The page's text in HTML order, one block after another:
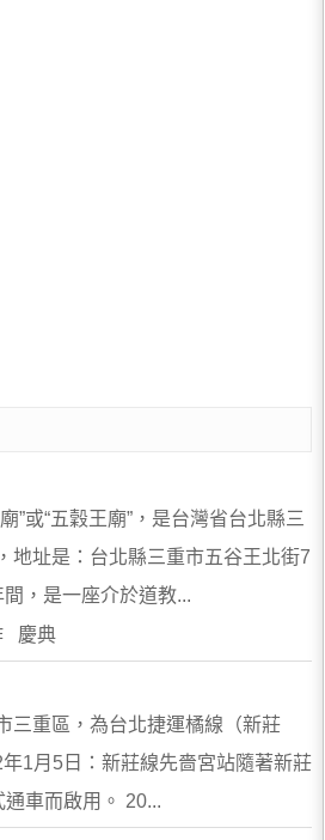
”或“五穀王廟”，是台灣省台北縣三
地址是：台北縣三重市五谷王北街7
，是一座介於道教...
慶典
三重區，為台北捷運橘線（新莊
1月5日：新莊線先嗇宮站隨著新莊
通車而啟用。 20...